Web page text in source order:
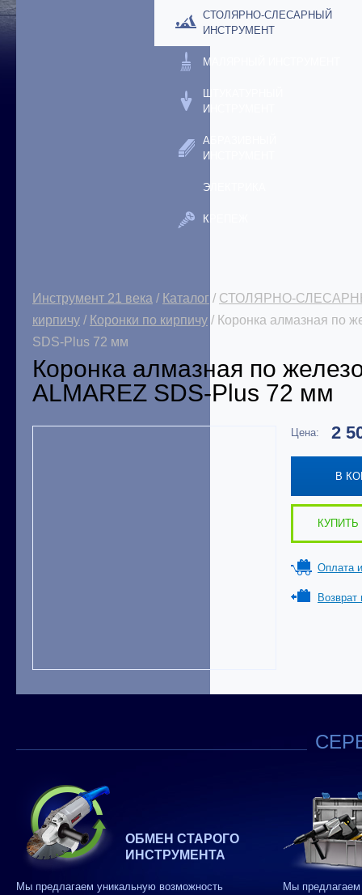
СТОЛЯРНО-СЛЕСАРНЫЙ
ИНСТРУМЕНТ
МАЛЯРНЫЙ ИНСТРУМЕНТ
ШТУКАТУРНЫЙ
ИНСТРУМЕНТ
АБРАЗИВНЫЙ
ИНСТРУМЕНТ
ЭЛЕКТРИКА
КРЕПЕЖ
Инструмент 21 века / Каталог / СТОЛЯРНО-
кирпичу / Коронки по кирпичу / Коронка алмазная по
SDS-Plus 72 мм
Коронка алмазная по
ALMAREZ SDS-Plus 72 мм
Цена: 2
В
КУПИТЬ
Оплата
Возврат
ОБМЕН СТАРОГО
ИНСТРУМЕНТА
Мы предлагаем уникальную возможность Мы